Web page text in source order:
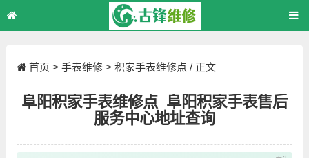
首页 > 手表维修> 积家手表维修点 / 正文
阜阳积家手表维修点_阜阳积家手表售后
服务中心地址查询